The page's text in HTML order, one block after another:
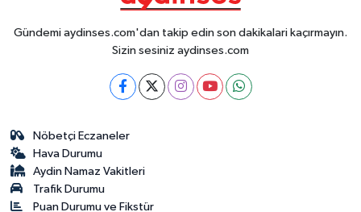
Gündemi aydinses.com'dan takip edin son dakikalari kaçırmayın.
Sizin sesiniz aydinses.com
Nöbetçi Eczaneler
Hava Durumu
Aydin Namaz Vakitleri
Trafik Durumu
Puan Durumu ve Fikstür